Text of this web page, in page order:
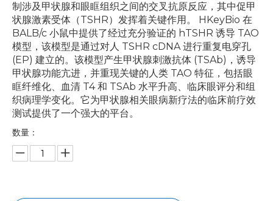
制涉及甲状腺和眼眶组织之间的交叉抗原反应，其中促甲
状腺激素受体（TSHR）发挥着关键作用。 HKeyBio 在
BALB/c 小鼠中提供了经过充分验证的 hTSHR 诱导 TAO
模型，该模型是通过对人 TSHR cDNA 进行重复电穿孔
(EP) 建立的。该模型产生甲状腺刺激抗体 (TSAb)，诱导
甲状腺功能亢进，并重现关键的人类 TAO 特征，包括眼
眶纤维化、血清 T4 和 TSAb 水平升高、临床眼评分和组
织病理学变化。它为甲状腺相关眼病新疗法的临床前疗效
测试提供了一个强大的平台。
数量：